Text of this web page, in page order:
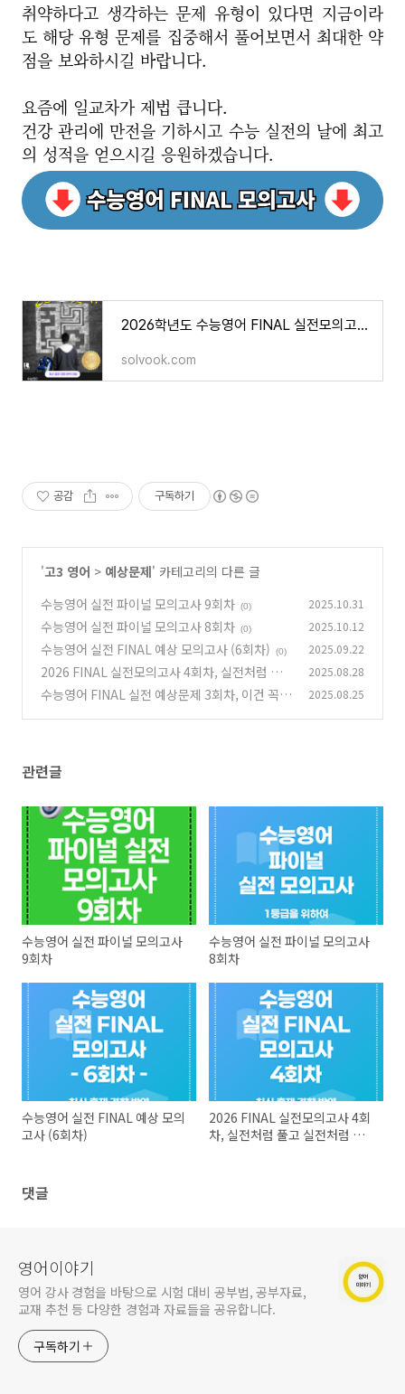
취약하다고 생각하는 문제 유형이 있다면 지금이라
도 해당 유형 문제를 집중해서 풀어보면서 최대한 약
점을 보와하시길 바랍니다.
요즘에 일교차가 제법 큽니다.
건강 관리에 만전을 기하시고 수능 실전의 날에 최고
의 성적을 얻으시길 응원하겠습니다.
2026학년도 수능영어 FINAL 실전모의고사 7회차 - 쏠북
solvook.com
공감 구독하기
'고3 영어 > 예상문제' 카테고리의 다른 글
수능영어 실전 파이널 모의고사 9회차 (0) 2025.10.31
수능영어 실전 파이널 모의고사 8회차 (0) 2025.10.12
수능영어 실전 FINAL 예상 모의고사 (6회차) (0) 2025.09.22
2026 FINAL 실전모의고사 4회차, 실전처럼 풀
고 실전처럼 대비하자! (1)
2025.08.28
수능영어 FINAL 실전 예상문제 3회차, 이건 꼭
2025.08.25
관련글
수능영어 실전 파이널 모의고사
9회차
수능영어 실전 파이널 모의고사
8회차
수능영어 실전 FINAL 예상 모의
고사 (6회차)
2026 FINAL 실전모의고사 4회
차, 실전처럼 풀고 실전처럼 대
댓글
영어이야기
영어 강사 경험을 바탕으로 시험 대비 공부법, 공부자료,
교재 추천 등 다양한 경험과 자료들을 공유합니다.
구독하기